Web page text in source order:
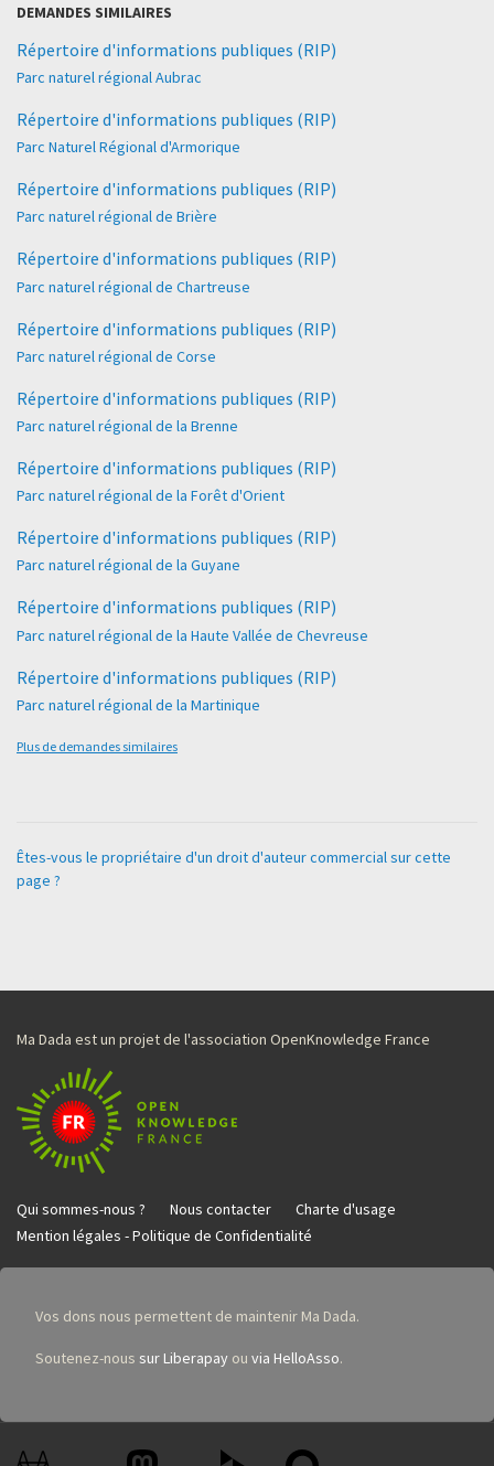
DEMANDES SIMILAIRES
Répertoire d'informations publiques (RIP)
Parc naturel régional Aubrac
Répertoire d'informations publiques (RIP)
Parc Naturel Régional d'Armorique
Répertoire d'informations publiques (RIP)
Parc naturel régional de Brière
Répertoire d'informations publiques (RIP)
Parc naturel régional de Chartreuse
Répertoire d'informations publiques (RIP)
Parc naturel régional de Corse
Répertoire d'informations publiques (RIP)
Parc naturel régional de la Brenne
Répertoire d'informations publiques (RIP)
Parc naturel régional de la Forêt d'Orient
Répertoire d'informations publiques (RIP)
Parc naturel régional de la Guyane
Répertoire d'informations publiques (RIP)
Parc naturel régional de la Haute Vallée de Chevreuse
Répertoire d'informations publiques (RIP)
Parc naturel régional de la Martinique
Plus de demandes similaires
Êtes-vous le propriétaire d'un droit d'auteur commercial sur cette
page ?
Ma Dada est un projet de l'association OpenKnowledge France
Qui sommes-nous ? Nous contacter
Charte d'usage
Mention légales - Politique de Confidentialité
Vos dons nous permettent de maintenir Ma Dada.
Soutenez-nous sur Liberapay ou via HelloAsso.